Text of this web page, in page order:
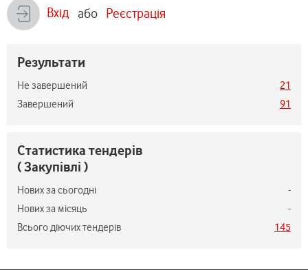
Вхід або Реєстрація
Результати
Не завершений
21
Завершений
91
Статистика тендерів
( Закупівлі )
Нових за сьогодні
-
Нових за місяць
-
Всього діючих тендерів
145